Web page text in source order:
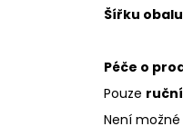
Šířku
Péče o
Pouze
Není